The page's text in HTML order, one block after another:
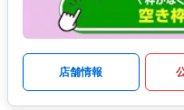
店舗情報